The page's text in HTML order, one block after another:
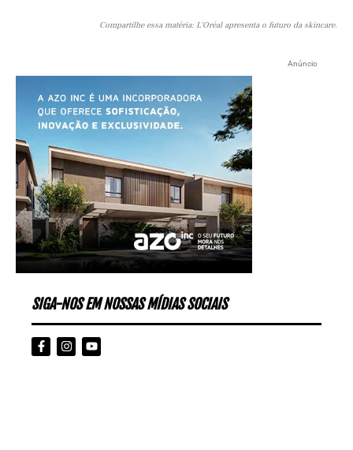
Compartilhe essa matéria: L’Oréal apresenta o futuro da skincare.
Anúncio
SIGA-NOS EM NOSSAS MÍDIAS SOCIAIS